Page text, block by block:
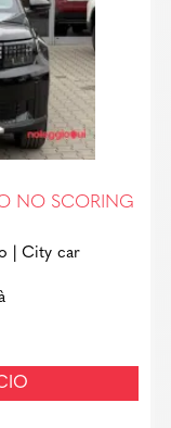
NO SCORING
| City car